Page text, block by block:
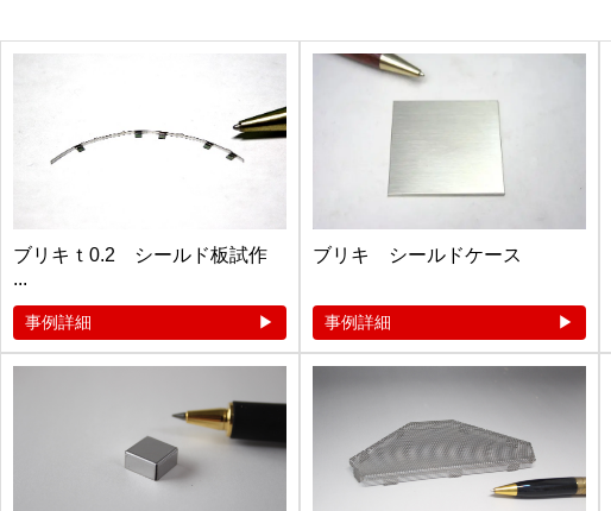
ブリキｔ0.2 シールド板試作
...
事例詳細
ブリキ シールドケース
事例詳細